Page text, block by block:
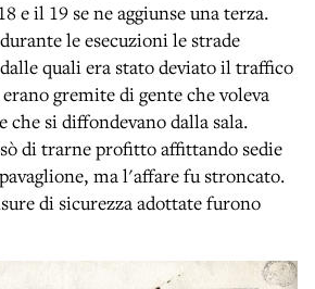
e il 19 se ne aggiunse una terza.
le esecuzioni le strade
quali era stato deviato il traffico
gremite di gente che voleva
che si diffondevano dalla sala.
di trarne profitto affittando sedie
ma l'affare fu stroncato.
di sicurezza adottate furono